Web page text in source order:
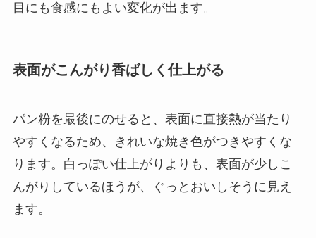
目にも食感にもよい変化が出ます。
表面がこんがり香ばしく仕上がる
パン粉を最後にのせると、表面に直接熱が当たり
やすくなるため、きれいな焼き色がつきやすくな
ります。白っぽい仕上がりよりも、表面が少しこ
んがりしているほうが、ぐっとおいしそうに見え
ます。